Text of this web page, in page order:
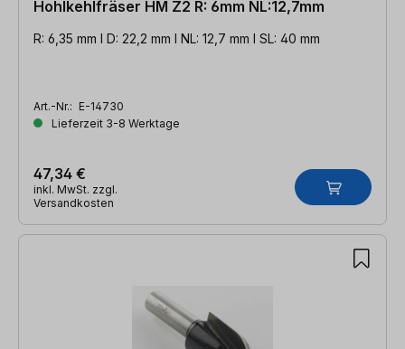
Hohlkehlfräser HM Z2 R: 6mm NL:12,7mm
R: 6,35 mm l D: 22,2 mm l NL: 12,7 mm l SL: 40 mm
Art.-Nr.: E-14730
Lieferzeit 3-8 Werktage
47,34 €
inkl. MwSt. zzgl.
Versandkosten